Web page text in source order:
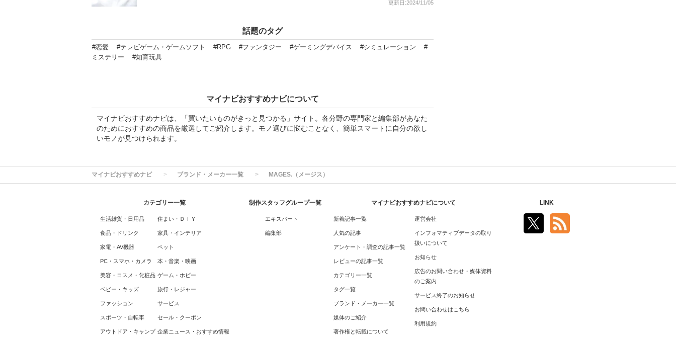
更新日:2024/11/05
話題のタグ
#恋愛 #テレビゲーム・ゲームソフト #RPG #ファンタジー #ゲーミングデバイス #シミュレーション
#
ミステリー
#知育玩具
マイナビおすすめナビについて
マイナビおすすめナビは、「買いたいものがきっと見つかる」サイト。各分野の専門家と編集部があなた
のためにおすすめの商品を厳選してご紹介します。モノ選びに悩むことなく、簡単スマートに自分の欲し
いモノが見つけられます。
マイナビおすすめナビ ブランド・メーカー一覧 MAGES.（メージス）
カテゴリー一覧
生活雑貨・日用品
食品・ドリンク
家電・AV機器
PC・スマホ・カメラ
美容・コスメ・化粧品
ベビー・キッズ
ファッション
スポーツ・自転車
アウトドア・キャンプ
住まい・ＤＩＹ
家具・インテリア
ペット
本・音楽・映画
ゲーム・ホビー
旅行・レジャー
サービス
セール・クーポン
企業ニュース・おすすめ情報
制作スタッフグループ一覧
エキスパート
編集部
マイナビおすすめナビについて
新着記事一覧
人気の記事
アンケート・調査の記事一覧
レビューの記事一覧
カテゴリー一覧
タグ一覧
ブランド・メーカー一覧
媒体のご紹介
著作権と転載について
運営会社
インフォマティブデータの取り
扱いについて
お知らせ
広告のお問い合わせ・媒体資料
のご案内
サービス終了のお知らせ
お問い合わせはこちら
利用規約
LINK